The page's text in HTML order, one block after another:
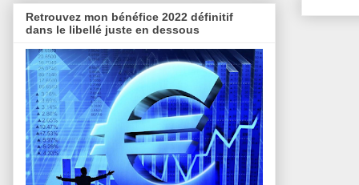
Retrouvez mon bénéfice 2022 définitif
dans le libellé juste en dessous